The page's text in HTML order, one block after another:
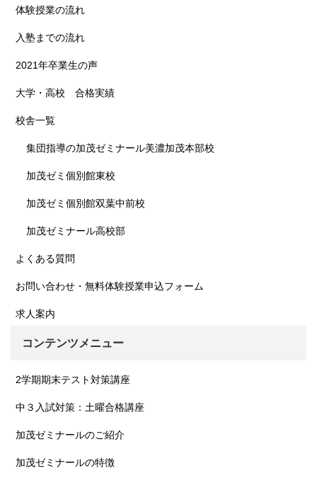
体験授業の流れ
入塾までの流れ
2021年卒業生の声
大学・高校 合格実績
校舎一覧
集団指導の加茂ゼミナール美濃加茂本部校
加茂ゼミ個別館東校
加茂ゼミ個別館双葉中前校
加茂ゼミナール高校部
よくある質問
お問い合わせ・無料体験授業申込フォーム
求人案内
コンテンツメニュー
2学期期末テスト対策講座
中３入試対策：土曜合格講座
加茂ゼミナールのご紹介
加茂ゼミナールの特徴